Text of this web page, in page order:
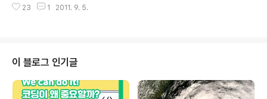
해마다 벌초, 성묘시즌이 되면 벌에 쏘여 피해를 입는 사람
전문가'가 되어야 하는 세상입니다. 개인의 행복이나 사회
교육 심포지엄은 국내에서는 자주 만나보기 어려운 교육과
예술, 창의성의 관계 및 방향성을 조망하고, 국내외 다양한
창의적 예술교육 사례를 공유하는 자리였습니다. 1부 본 내
용 발표에 앞서 설동근 교육과학기술부 제1차관은 창의교
23 1 2011. 9. 5.
이 블로그 인기글